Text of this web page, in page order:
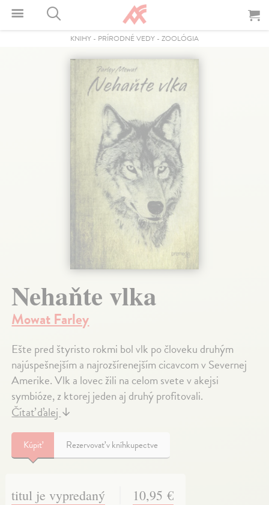
KNIHY - PRÍRODNÉ VEDY - ZOOLÓGIA
Nehaňte vlka
Mowat Farley
Ešte pred štyristo rokmi bol vlk po človeku druhým
najúspešnejším a najrozšírenejším cicavcom v Severnej
Amerike. Vlk a lovec žili na celom svete v akejsi
symbióze, z ktorej jeden aj druhý profitovali.
Čítať ďalej↓
Kúpiť Rezervovať v kníhkupectve
titul je vypredaný 10,95 €